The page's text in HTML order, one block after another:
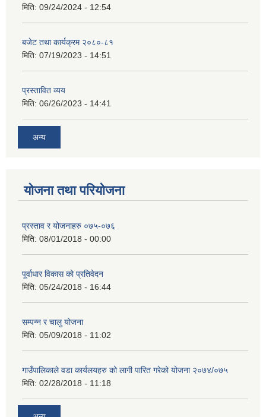
मिति: 09/24/2024 - 12:54
बजेट तथा कार्यक्रम २०८०-८१
मिति: 07/19/2023 - 14:51
प्रस्तावित व्यय
मिति: 06/26/2023 - 14:41
अन्य
योजना तथा परियोजना
प्रस्ताव र योजनाहरु ०७५-०७६
मिति: 08/01/2018 - 00:00
पूर्वाधार विकास को प्रतिवेदन
मिति: 05/24/2018 - 16:44
सम्पन्न र चालु योजना
मिति: 05/09/2018 - 11:02
गाउँपालिकाले वडा कार्यलयहरु को लागी पारित गरेको योजना २०७४/०७५
मिति: 02/28/2018 - 11:18